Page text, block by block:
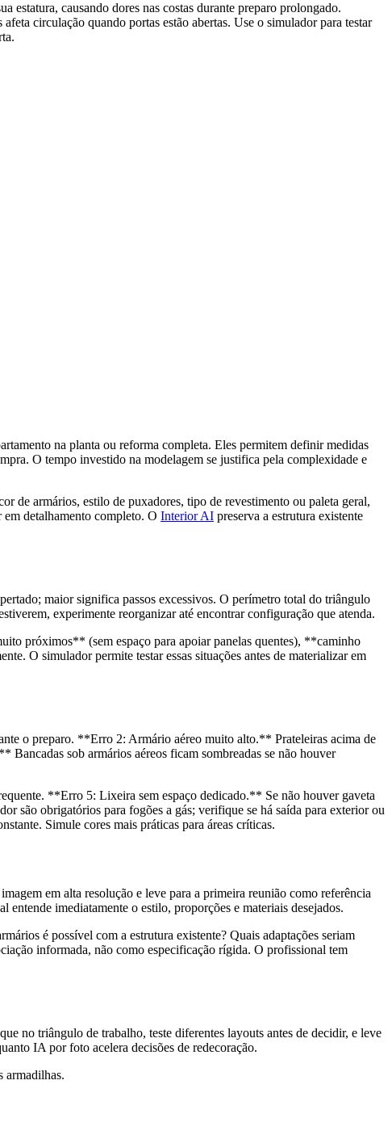
causando dores nas costas durante preparo prolongado.
circulação quando portas estão abertas. Use o simulador para testar
na planta ou reforma completa. Eles permitem definir medidas
O tempo investido na modelagem se justifica pela complexidade e
de armários, estilo de puxadores, tipo de revestimento ou paleta geral,
em detalhamento completo. O Interior AI preserva a estrutura existente
maior significa passos excessivos. O perímetro total do triângulo
experimente reorganizar até encontrar configuração que atenda.
próximos** (sem espaço para apoiar panelas quentes), **caminho
O simulador permite testar essas situações antes de materializar em
o preparo. **Erro 2: Armário aéreo muito alto.** Prateleiras acima de
sob armários aéreos ficam sombreadas se não houver
**Erro 5: Lixeira sem espaço dedicado.** Se não houver gaveta
são obrigatórios para fogões a gás; verifique se há saída para exterior ou
Simule cores mais práticas para áreas críticas.
em alta resolução e leve para a primeira reunião como referência
imediatamente o estilo, proporções e materiais desejados.
é possível com a estrutura existente? Quais adaptações seriam
informada, não como especificação rígida. O profissional tem
no triângulo de trabalho, teste diferentes layouts antes de decidir, e leve
IA por foto acelera decisões de redecoração.
armadilhas.